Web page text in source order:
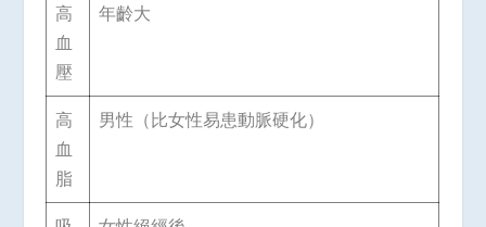
高
血
壓
年齡大
高
血
脂
男性（比女性易患動脈硬化）